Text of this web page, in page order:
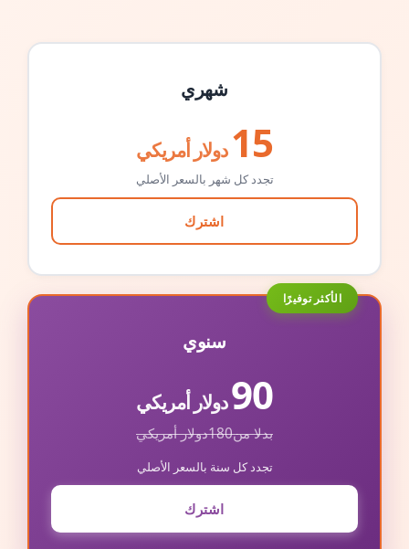
شهري
15 دولار أمريكي
تجدد كل شهر بالسعر الأصلي
اشترك
الأكثر توفيرًا
سنوي
90دولار أمريكي
بدلا من180دولار أمريكي
تجدد كل سنة بالسعر الأصلي
اشترك